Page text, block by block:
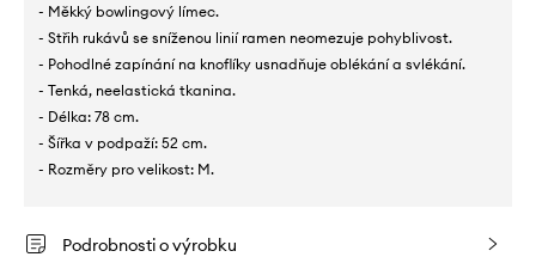
- Měkký bowlingový límec.
- Střih rukávů se sníženou linií ramen neomezuje pohyblivost.
- Pohodlné zapínání na knoflíky usnadňuje oblékání a svlékání.
- Tenká, neelastická tkanina.
- Délka: 78 cm.
- Šířka v podpaží: 52 cm.
- Rozměry pro velikost: M.
Podrobnosti o výrobku